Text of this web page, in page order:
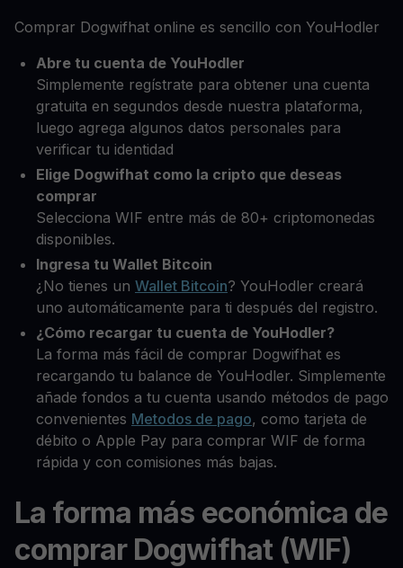
Comprar Dogwifhat online es sencillo con YouHodler
Abre tu cuenta de YouHodler
Simplemente regístrate para obtener una cuenta
gratuita en segundos desde nuestra plataforma,
luego agrega algunos datos personales para
verificar tu identidad
Elige Dogwifhat como la cripto que deseas
comprar
Selecciona WIF entre más de 80+ criptomonedas
disponibles.
Ingresa tu Wallet Bitcoin
¿No tienes un Wallet Bitcoin? YouHodler creará
uno automáticamente para ti después del registro.
¿Cómo recargar tu cuenta de YouHodler?
La forma más fácil de comprar Dogwifhat es
recargando tu balance de YouHodler. Simplemente
añade fondos a tu cuenta usando métodos de pago
convenientes Metodos de pago, como tarjeta de
débito o Apple Pay para comprar WIF de forma
rápida y con comisiones más bajas.
La forma más económica de
comprar Dogwifhat (WIF)